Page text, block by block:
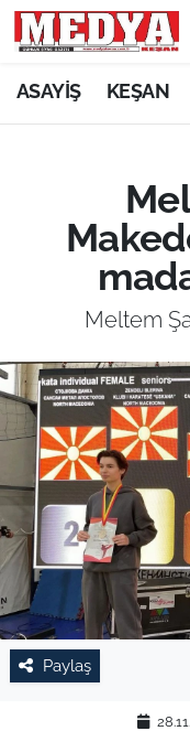
ASAYİŞ KEŞAN
Meltem
Paylaş
KEŞAN
SİYASET
GÜNDEM
EKONOMİ
SAĞLIK
EĞİTİM
TARIM VE
KÜLTÜR
RESMİ İLAN